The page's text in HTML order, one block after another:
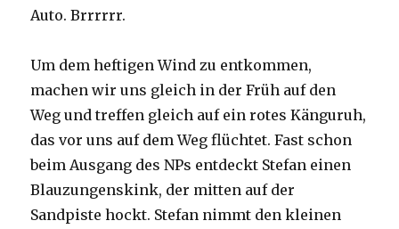
Auto. Brrrrrr.
Um dem heftigen Wind zu entkommen,
machen wir uns gleich in der Früh auf den
Weg und treffen gleich auf ein rotes Känguruh,
das vor uns auf dem Weg flüchtet. Fast schon
beim Ausgang des NPs entdeckt Stefan einen
Blauzungenskink, der mitten auf der
Sandpiste hockt. Stefan nimmt den kleinen